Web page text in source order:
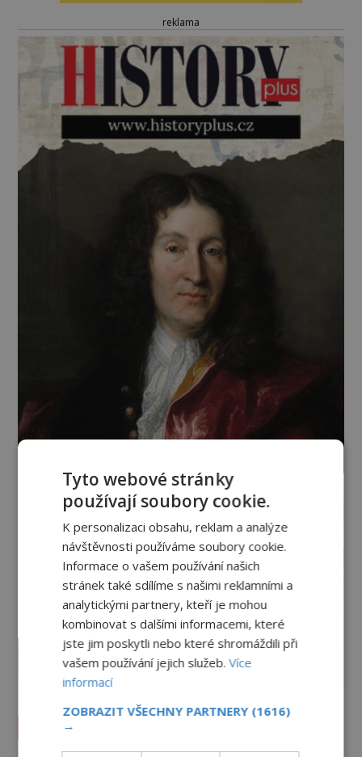
reklama
Vesmír a technologie
Tyto webové stránky
používají soubory cookie.
K personalizaci obsahu, reklam a analýze
návštěvnosti používáme soubory cookie.
Informace o vašem používání našich
stránek také sdílíme s našimi reklamními a
analytickými partnery, kteří je mohou
kombinovat s dalšími informacemi, které
jste jim poskytli nebo které shromáždili při
vašem používání jejich služeb.Více
informací
ZOBRAZIT VŠECHNY PARTNERY (1616)
→